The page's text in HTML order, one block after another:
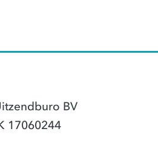
BV
17060244